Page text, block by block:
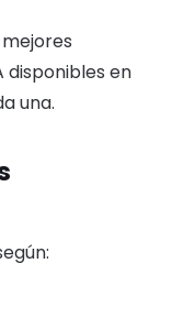
en
una.